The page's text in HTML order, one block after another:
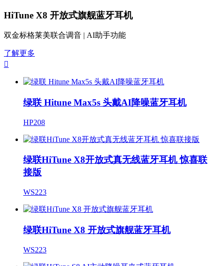
HiTune X8 开放式旗舰蓝牙耳机
双金标格莱美联合调音 | AI助手功能
了解更多

绿联 Hitune Max5s 头戴AI降噪蓝牙耳机
HP208
绿联HiTune X8开放式真无线蓝牙耳机 惊喜联
接版
WS223
绿联HiTune X8 开放式旗舰蓝牙耳机
WS223